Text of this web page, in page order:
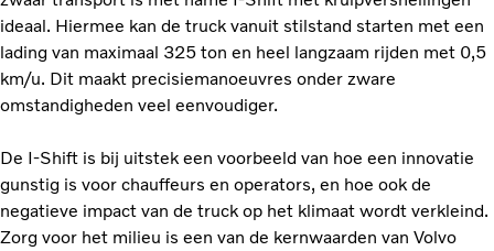
ideaal. Hiermee kan de truck vanuit stilstand starten met een
lading van maximaal 325 ton en heel langzaam rijden met 0,5
km/u. Dit maakt precisiemanoeuvres onder zware
omstandigheden veel eenvoudiger.
De I-Shift is bij uitstek een voorbeeld van hoe een innovatie
gunstig is voor chauffeurs en operators, en hoe ook de
negatieve impact van de truck op het klimaat wordt verkleind.
Zorg voor het milieu is een van de kernwaarden van Volvo